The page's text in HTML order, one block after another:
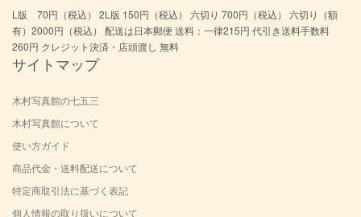
L版 70円（税込） 2L版 150円（税込） 六切り 700円（税込） 六切り（額
有）2000円（税込） 配送は日本郵便 送料：一律215円 代引き送料手数料
260円 クレジット決済・店頭渡し 無料
サイトマップ
木村写真館の七五三
木村写真館について
使い方ガイド
商品代金・送料配送について
特定商取引法に基づく表記
個人情報の取り扱いについて